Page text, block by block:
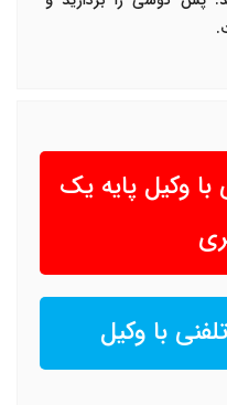
.
با وکیل پایه یک
با وکیل